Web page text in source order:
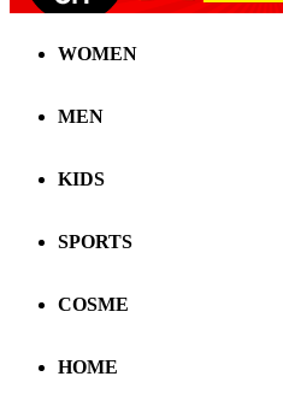
WOMEN
MEN
KIDS
SPORTS
COSME
HOME